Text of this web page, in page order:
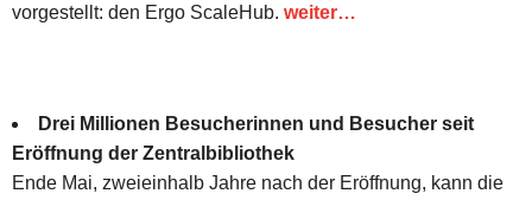
vorgestellt: den Ergo ScaleHub. weiter…
Drei Millionen Besucherinnen und Besucher seit
Eröffnung der Zentralbibliothek
Ende Mai, zweieinhalb Jahre nach der Eröffnung, kann die